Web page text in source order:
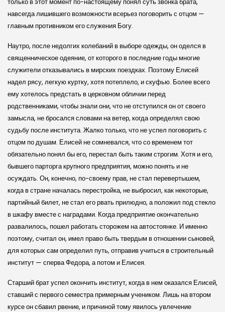
навсегда лишившего возможности всерьез поговорить с отцом —
главным противником его служения Богу.
Наутро, после недолгих колебаний в выборе одежды, он оделся в
священниче­ское одеяние, от которого в последние годы многие
служители отказывались в мирских поездках. Поэтому Елисей
надел рясу, легкую куртку, хотя потеплело, и скуфью. Более всего
ему хотелось предстать в церковном обличии перед
родственниками, чтобы знали они, что не отступился он от своего
замысла, не бросался словами на ветер, когда определял свою
судьбу после института. Жалко только, что не успел поговорить с
отцом по душам. Елисей не сомневался, что со временем тот
обязательно понял бы его, перестал быть таким строгим. Хотя и его,
бывшего парторга крупного предприятия, можно понять и не
осуждать. Он, конечно, по-своему прав, не стал перевертышем,
когда в стране началась перестройка, не выбросил, как некоторые,
партийный билет, не стал его рвать прилюдно, а положил под стекло
в шкафу вместе с наградами. Когда предприятие окончательно
развалилось, пошел работать сторожем на автостоянке. И именно
поэтому, считал он, имел право быть твердым в отношении сыновей,
для которых сам определил путь, отправив учиться в строительный
институт — сперва Федора, а потом и Елисея.
Старший брат успел окончить институт, когда в нем оказался Елисей,
ставший с первого семестра примерным учеником. Лишь на втором
курсе он сбавил рвение, и причиной тому явилось увлечение